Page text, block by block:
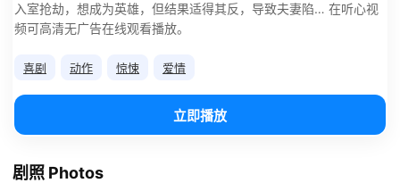
入室抢劫，想成为英雄，但结果适得其反，导致夫妻陷… 在听心视
频可高清无广告在线观看播放。
喜剧 动作 惊悚 爱情
立即播放
剧照 Photos